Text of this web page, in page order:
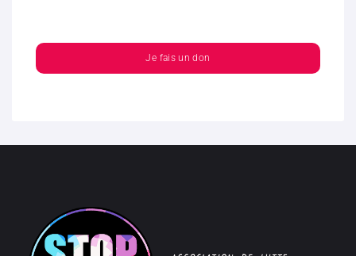
Je fais un don